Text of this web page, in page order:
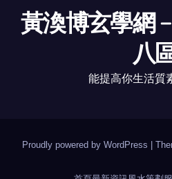
黃渙博玄學網
八
能提高你生活質
Proudly powered by WordPress